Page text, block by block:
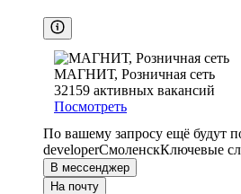
МАГНИТ, Розничная сеть
32159 активных вакансий
Посмотреть
По вашему запросу ещё будут
developerСмоленскКлючевые
В мессенджер
На почту